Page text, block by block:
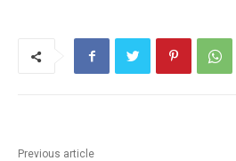
Previous article